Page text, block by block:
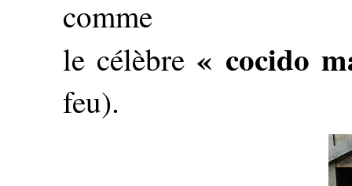
comme
le célèbre « cocido
feu).